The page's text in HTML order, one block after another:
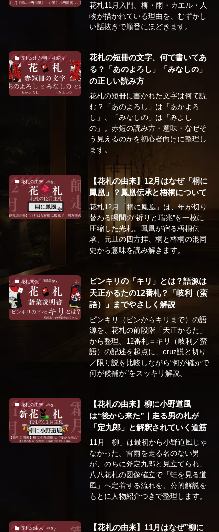
花札11月入門。柳・雨・カエル・人
物が描かれている理由を、むずかし
い話抜きで順番にほどきます。
花札の札説明・札紹介
花札の短冊の文字、何て書いてあ
る？「あのよろし」「みなしの」
の正しい読み方
花札の短冊に書かれた文字は何て読
む？「あのよろし」は「あかよろ
し」、「みなしの」は「みよし
の」。赤短の読み方・意味・なぜそ
う見えるのかを初心者向けに整理し
ます。
花札の由来
【花札の由来】12月はなぜ「桐に
鳳凰」？鳳凰伝承と梧桐について
花札12月「桐に鳳凰」は、年が切り
替わる瞬間の“祈りと瑞兆”を一枚に
圧縮した光札。鳳凰が宿る梧桐伝
承、元旦の四方拝、桐と梧桐の混同
史から意味を読み解きます。
花札関係
ピンキリの「キリ」とは？語源は
天正かるたの12番札？「岐利（蛮
語）」までやさしく解説
ピンキリ（ピンからキリまで）の語
源を、花札の前段階「天正かるた」
から整理。12番札＝キリ（岐利／蛮
語）の記述を起点に、cruz説と切り
／限り説を比較しながら“何が確かで
何が候補か”をスッキリ解説。
花札の由来
【花札の由来】柳に小野道風
は“後から来た”｜走る男の札が
「定九郎」と解釈されていく道筋
11月「柳」は最初から小野道風じゃ
なかった。雷雨を走る名のない男
が、のちに斧定九郎と見立てられ、
八八花札の図像確立で「蛙を見る道
風」へ定着する流れを、公的解説を
もとに人物紹介つきで整理します。
花札の由来
【花札の由来】11月はなぜ”柳に